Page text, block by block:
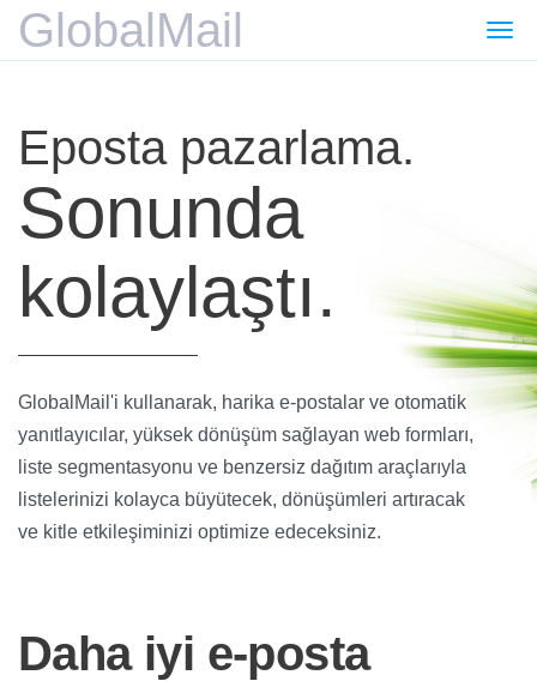
GlobalMail
Eposta pazarlama.
Sonunda
kolaylaştı.
GlobalMail'i kullanarak, harika e-postalar ve otomatik
yanıtlayıcılar, yüksek dönüşüm sağlayan web formları,
liste segmentasyonu ve benzersiz dağıtım araçlarıyla
listelerinizi kolayca büyütecek, dönüşümleri artıracak
ve kitle etkileşiminizi optimize edeceksiniz.
Daha iyi e-posta